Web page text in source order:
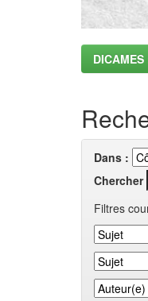
Dans :
Chercher
Filtres